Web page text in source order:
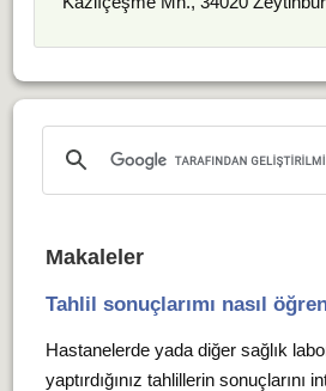
Makaleler
Tahlil sonuçlarımı nasıl
Hastanelerde yada diğer sağlık
yaptırdığınız tahlillerin sonuçlarını